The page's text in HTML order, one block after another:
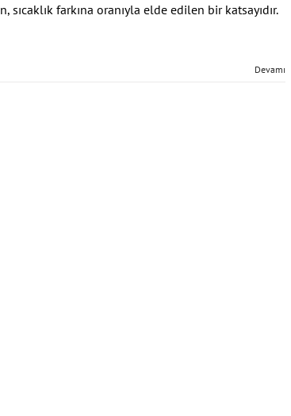
farkına oranıyla elde edilen bir katsayıdır.
Devamı